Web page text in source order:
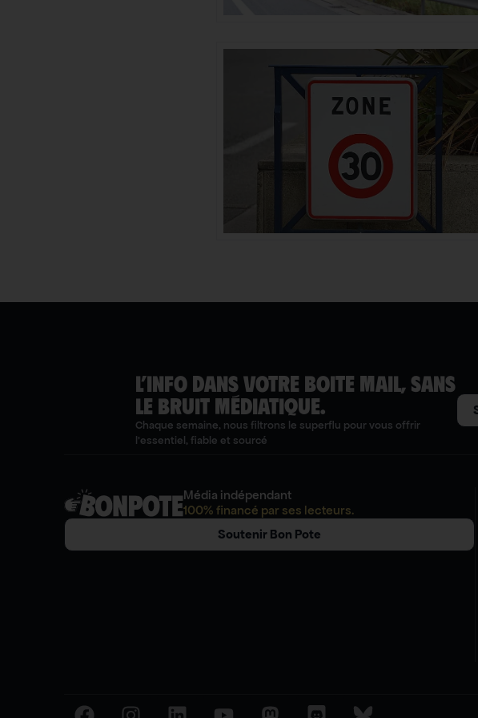
L’INFO DANS VOTRE BOITE MAIL, SANS
LE BRUIT MÉDIATIQUE.
Chaque semaine, nous filtrons le superflu pour vous offrir
l'essentiel, fiable et sourcé
Média indépendant
100% financé par ses lecteurs.
Soutenir Bon Pote